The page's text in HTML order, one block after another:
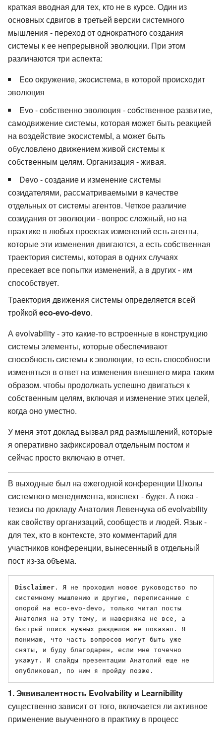
краткая вводная для тех, кто не в курсе. Один из
основных сдвигов в третьей версии системного
мышления - переход от однократного создания
системы к ее непрерывной эволюции. При этом
различаются три аспекта:
Eco окружение, экосистема, в которой происходит
эволюция
Evo - собственно эволюция - собственное развитие,
самодвижение системы, которая может быть реакцией
на воздействие экосистемЫ, а может быть
обусловлено движением живой системы к
собственным целям. Организация - живая.
Devo - создание и изменение системы
созидателями, рассматриваемыми в качестве
отдельных от системы агентов. Четкое различие
созидания от эволюции - вопрос сложный, но на
практике в любых проектах изменений есть агенты,
которые эти изменения двигаются, а есть собственная
траектория системы, которая в одних случаях
пресекает все попытки изменений, а в других - им
способствует.
Траектория движения системы определяется всей
тройкой eco-evo-devo.
А evolvability - это какие-то встроенные в конструкцию
системы элементы, которые обеспечивают
способность системы к эволюции, то есть способности
изменяться в ответ на изменения внешнего мира таким
образом. чтобы продолжать успешно двигаться к
собственным целям, включая и изменение этих целей,
когда оно уместно.
У меня этот доклад вызвал ряд размышлений, которые
я оперативно зафиксировал отдельным постом и
сейчас просто включаю в отчет.
В выходные был на ежегодной конференции Школы
системного менеджмента, конспект - будет. А пока -
тезисы по докладу Анатолия Левенчука об evolvability
как свойству организаций, сообществ и людей. Язык -
для тех, кто в контексте, это комментарий для
участников конференции, вынесенный в отдельный
пост из-за объема.
Disclaimer . Я не проходил новое руководство по
системному мышлению и другие, переписанные с
опорой на eco-evo-devo, только читал посты
Анатолия на эту тему, и наверняка не все, а
быстрый поиск нужных разделов не показал. Я
понимаю, что часть вопросов могут быть уже
сняты, и буду благодарен, если мне точечно
укажут. И слайды презентации Анатолий еще не
1. Эквивалентность Evolvability и Learnibility
существенно зависит от того, включается ли активное
применение выученного в практику в процесс